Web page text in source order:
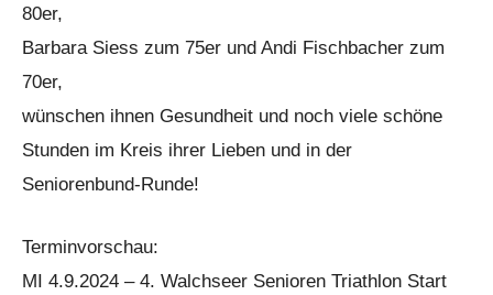
80er,
Barbara Siess zum 75er und Andi Fischbacher zum
70er,
wünschen ihnen Gesundheit und noch viele schöne
Stunden im Kreis ihrer Lieben und in der
Seniorenbund-Runde!
Terminvorschau:
MI 4.9.2024 – 4. Walchseer Senioren Triathlon Start